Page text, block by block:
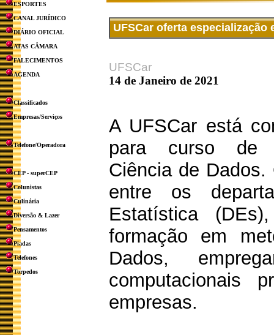
ESPORTES
CANAL JURÍDICO
DIÁRIO OFICIAL
ATAS CÂMARA
FALECIMENTOS
AGENDA
Classificados
Empresas/Serviços
Telefone/Operadora
CEP - superCEP
Colunistas
Culinária
Diversão & Lazer
Pensamentos
Piadas
Telefones
Torpedos
UFSCar oferta especialização
UFSCar
14 de Janeiro de 2021
A UFSCar está
para curso de
Ciência de
entre os
Estatística
formação em
Dados,
computacionais
empresas.